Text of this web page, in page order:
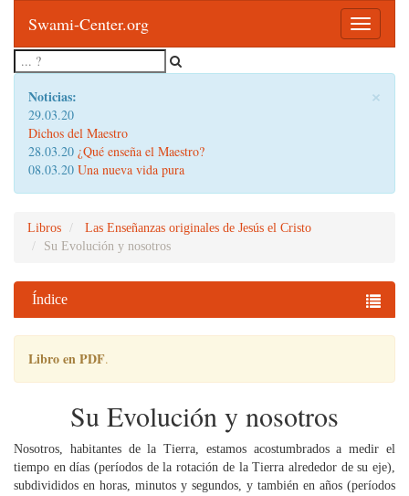
Toggle
Swami-Center.org
×
Noticias:
29.03.20
Dichos del Maestro
28.03.20 ¿Qué enseña el Maestro?
08.03.20 Una nueva vida pura
Libros
Las Enseñanzas originales de Jesús el Cristo
Su Evolución y nosotros
Índice
Libro en PDF.
Su Evolución y nosotros
Nosotros, habitantes de la Tierra, estamos acostumbrados a medir el
tiempo en días (períodos de la rotación de la Tierra alrededor de su eje),
subdivididos en horas, minutos y segundos, y también en años (períodos